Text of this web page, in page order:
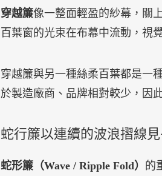
穿越簾像一整面輕盈的紗幕，關
百葉窗的光束在布幕中流動，視
穿越簾與另一種絲柔百葉都是一
於製造廠商、品牌相對較少，因
蛇行簾以連續的波浪摺線
蛇形簾（Wave / Ripple Fold） 的